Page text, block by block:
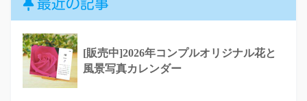
最近の記事
[販売中]2026年コンプルオリジナル花と
風景写真カレンダー